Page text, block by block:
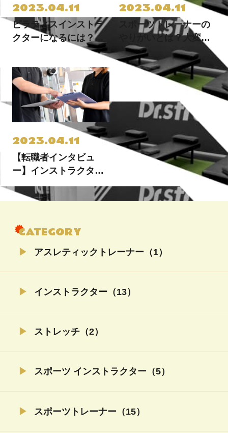
2023.04.11
ピラティスインストラ
クターになるには？資
格、向いている人を解
2023.04.11
スポーツトレーナーの
やりがいとは？大変な
こともあわせて紹介
2023.04.11
【転職者インタビュ
ー】インストラクター
への転職は未経験でも
できる？
CATEGORY
アスレティックトレーナー（1）
インストラクター（13）
ストレッチ（2）
スポーツ インストラクター（5）
スポーツトレーナー（15）